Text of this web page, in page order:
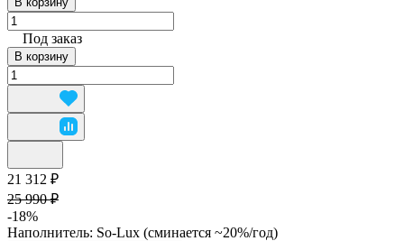
Под заказ
В корзину
21 312 ₽
25 990 ₽
-18%
Наполнитель: So-Lux (cминается ~20%/год)